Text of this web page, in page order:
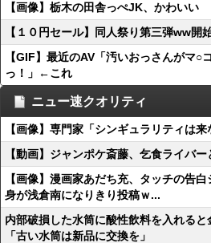
【画像】栃木の田舎っぺJK、かわいい
【１０円セール】同人祭り第三弾ww開
【GIF】最近のAV「汚いおっさんがマ○
っ！」←これ
ニュー速クオリティ
【画像】専門家「シンギュラリティは
【動画】ジャンポケ斎藤、乞食ライバ
【画像】漫画家あだち充、タッチの告
身が浅倉南になりきり投稿ｗ...
内部破損した水筒に酸性飲料を入れる
「古い水筒は新品に交換を」